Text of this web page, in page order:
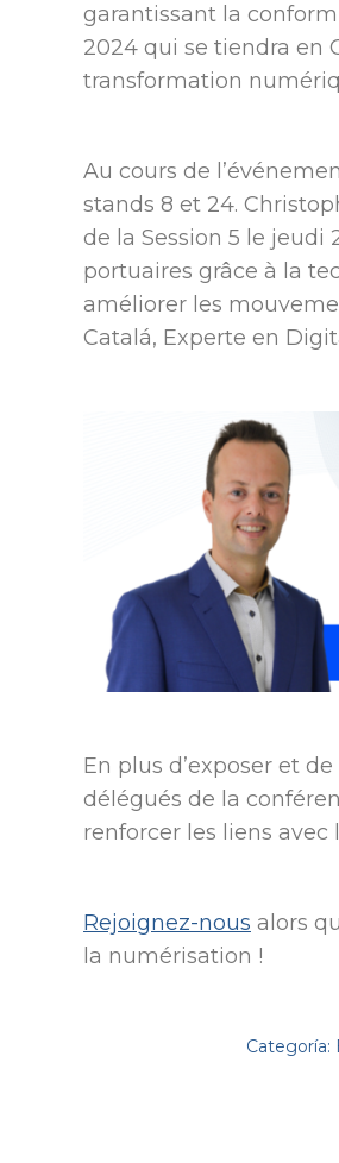
garantissant la
2024 qui se tiendra en
transformation
Au cours de
stands 8 et 24.
de la Session 5 le jeudi
portuaires grâce à la
améliorer les
Catalá, Experte en
En plus d’exposer et
délégués de la
renforcer les liens avec
Rejoignez-nous alors
la numérisation !
Categoría: